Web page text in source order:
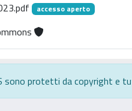
accesso aperto
sono protetti da copyright e